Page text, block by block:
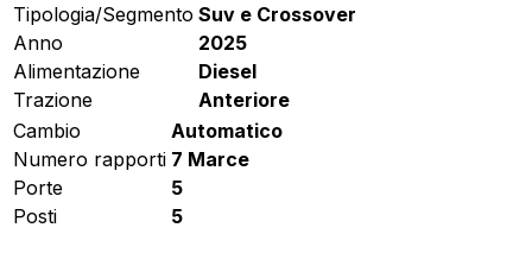
Tipologia/Segmento Suv e Crossover
Anno
2025
Alimentazione
Diesel
Trazione
Anteriore
Cambio
Automatico
Numero rapporti 7 Marce
Porte
5
Posti
5